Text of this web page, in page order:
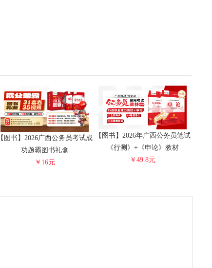
【图书】2026广西公务员考试成
功题霸图书礼盒
￥16元
【图书】2026年广西公务员笔试
《行测》+《申论》教材
￥49.8元